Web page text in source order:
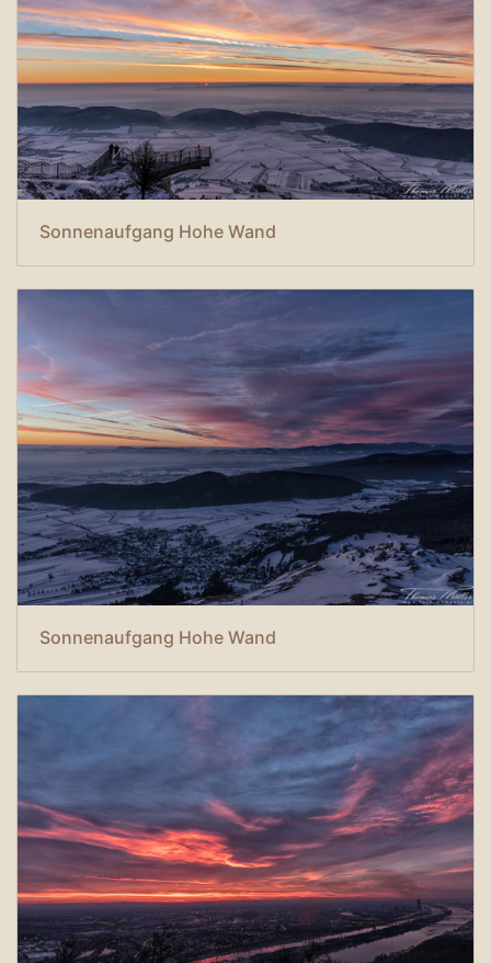
Sonnenaufgang Hohe Wand
Sonnenaufgang Hohe Wand